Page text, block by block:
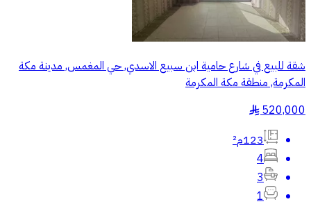
شقة للبيع في شارع حامية ابن سبيع الاسدي, حي المغمس, مدينة مكة
المكرمة, منطقة مكة المكرمة
520,000
§
123م²
4
3
1